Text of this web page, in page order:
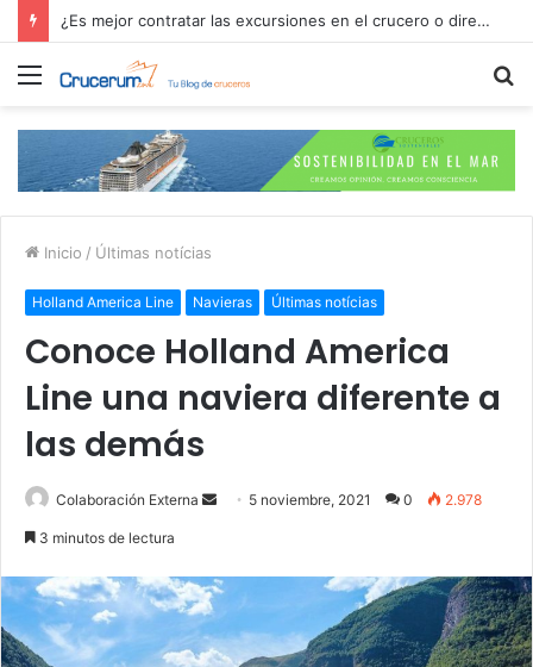
¿Es mejor contratar las excursiones en el crucero o directamente en el puerto?
Menú
Inicio / Últimas notícias
Holland America Line Navieras Últimas notícias
Conoce Holland America
Line una naviera diferente a
las demás
Colaboración Externa
Send 5 noviembre, 2021 0 2.978
3 minutos de lectura